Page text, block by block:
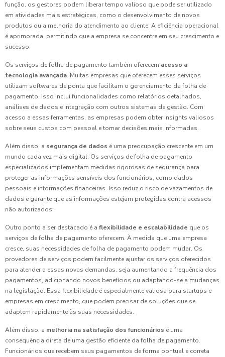
função, os gestores podem liberar tempo valioso que pode ser utilizado
em atividades mais estratégicas, como o desenvolvimento de novos
produtos ou a melhoria do atendimento ao cliente. A eficiência operacional
é aprimorada, permitindo que a empresa se concentre em seu crescimento e
sucesso.
Os serviços de folha de pagamento também oferecem acesso a
tecnologia avançada. Muitas empresas que oferecem esses serviços
utilizam softwares de ponta que facilitam o gerenciamento da folha de
pagamento. Isso inclui funcionalidades como relatórios detalhados,
análises de dados e integração com outros sistemas de gestão. Com
acesso a essas ferramentas, as empresas podem obter insights valiosos
sobre seus custos com pessoal e tomar decisões mais informadas.
Além disso, a segurança de dados é uma preocupação crescente em um
mundo cada vez mais digital. Os serviços de folha de pagamento
especializados implementam medidas rigorosas de segurança para
proteger as informações sensíveis dos funcionários, como dados
pessoais e informações financeiras. Isso reduz o risco de vazamentos de
dados e garante que as informações estejam protegidas contra acessos
não autorizados.
Outro ponto a ser destacado é a flexibilidade e escalabilidade que os
serviços de folha de pagamento oferecem. À medida que uma empresa
cresce, suas necessidades de folha de pagamento podem mudar. Os
provedores de serviços podem facilmente ajustar os serviços oferecidos
para atender a essas novas demandas, seja aumentando a frequência dos
pagamentos, adicionando novos benefícios ou adaptando-se a mudanças
na legislação. Essa flexibilidade é especialmente valiosa para startups e
empresas em crescimento, que podem precisar de soluções que se
adaptem rapidamente às suas necessidades.
Além disso, a melhoria na satisfação dos funcionários é uma
consequência direta de uma gestão eficiente da folha de pagamento.
Funcionários que recebem seus pagamentos de forma pontual e correta